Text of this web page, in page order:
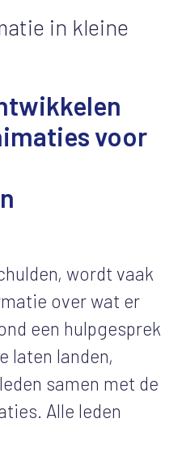
in kleine
voor
wordt vaak
over wat er
een hulpgesprek
laten landen,
samen met de
Alle leden